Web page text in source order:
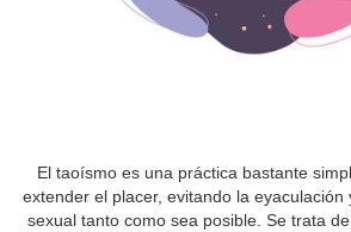
El taoísmo es una práctica bastante
extender el placer, evitando la
sexual tanto como sea posible. Se trata